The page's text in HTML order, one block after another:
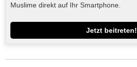
Muslime direkt auf Ihr Smartphone.
Jetzt beitreten!